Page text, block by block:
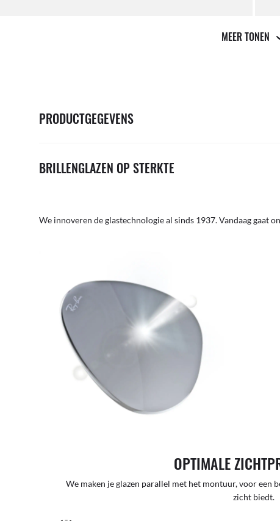
MEER TONEN
PRODUCTGEGEVENS
BRILLENGLAZEN OP STERKTE
We innoveren de glastechnologie al sinds 1937. Vandaag gaat
OPTIMALE
We maken je glazen parallel met het montuur, voor een
zicht biedt.